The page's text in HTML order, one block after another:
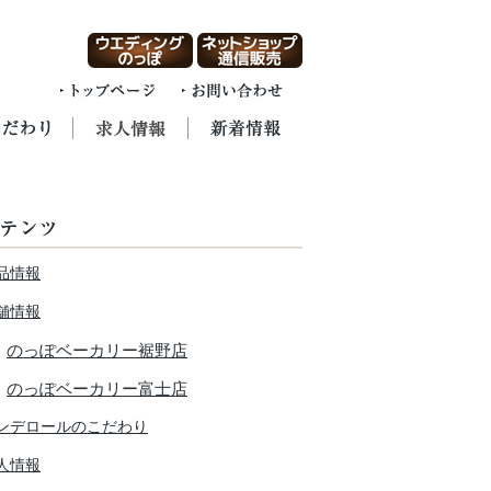
情報
情報
のっぽベーカリー裾野店
のっぽベーカリー富士店
デロールのこだわり
情報